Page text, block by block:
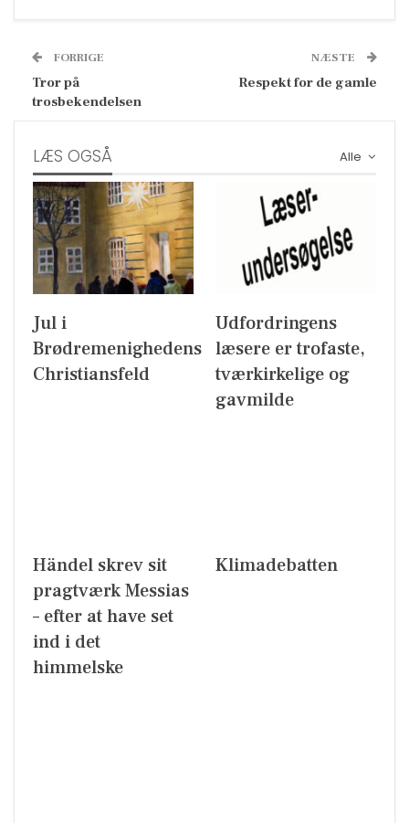
FORRIGE
Tror på
trosbekendelsen
NÆSTE
Respekt for de gamle
Alle
LÆS OGSÅ
Jul i
Brødremenighedens
Christiansfeld
Udfordringens
læsere er trofaste,
tværkirkelige og
gavmilde
Händel skrev sit
pragtværk Messias
– efter at have set
ind i det
himmelske
Klimadebatten